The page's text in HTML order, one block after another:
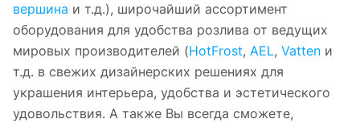
вершина и т.д.), широчайший ассортимент
оборудования для удобства розлива от ведущих
мировых производителей (HotFrost, AEL, Vatten и
т.д. в свежих дизайнерских решениях для
украшения интерьера, удобства и эстетического
удовольствия. А также Вы всегда сможете,